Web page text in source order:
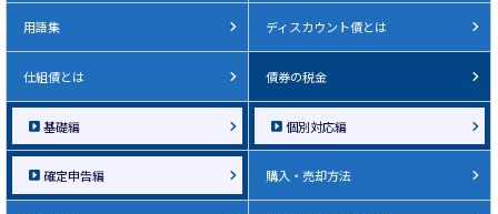
用語集 ディスカウント債とは
仕組債とは 債券の税金
基礎編 個別対応編
確定申告編 購入・売却方法